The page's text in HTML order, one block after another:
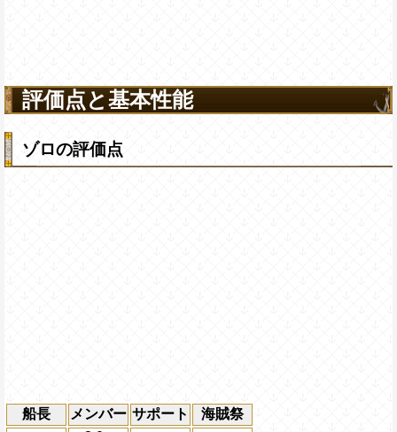
評価点と基本性能
ゾロの評価点
船長 メンバー サポート
海賊祭